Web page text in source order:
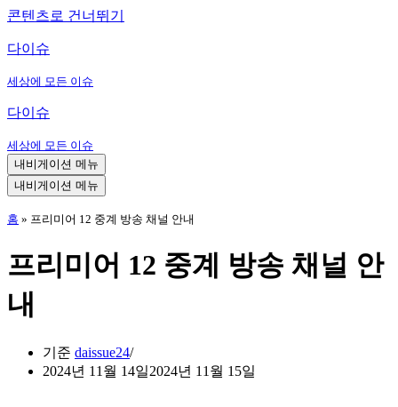
콘텐츠로 건너뛰기
다이슈
세상에 모든 이슈
다이슈
세상에 모든 이슈
내비게이션 메뉴
내비게이션 메뉴
홈 » 프리미어 12 중계 방송 채널 안내
프리미어 12 중계 방송 채널 안
내
기준 daissue24
2024년 11월 14일2024년 11월 15일